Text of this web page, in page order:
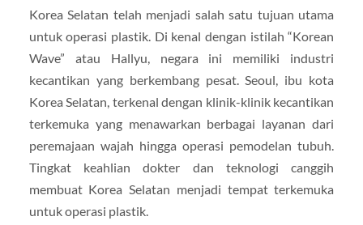
Korea Selatan telah menjadi salah satu tujuan utama
untuk operasi plastik. Di kenal dengan istilah “Korean
Wave” atau Hallyu, negara ini memiliki industri
kecantikan yang berkembang pesat. Seoul, ibu kota
Korea Selatan, terkenal dengan klinik-klinik kecantikan
terkemuka yang menawarkan berbagai layanan dari
peremajaan wajah hingga operasi pemodelan tubuh.
Tingkat keahlian dokter dan teknologi canggih
membuat Korea Selatan menjadi tempat terkemuka
untuk operasi plastik.